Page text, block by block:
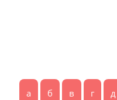
а б в г д